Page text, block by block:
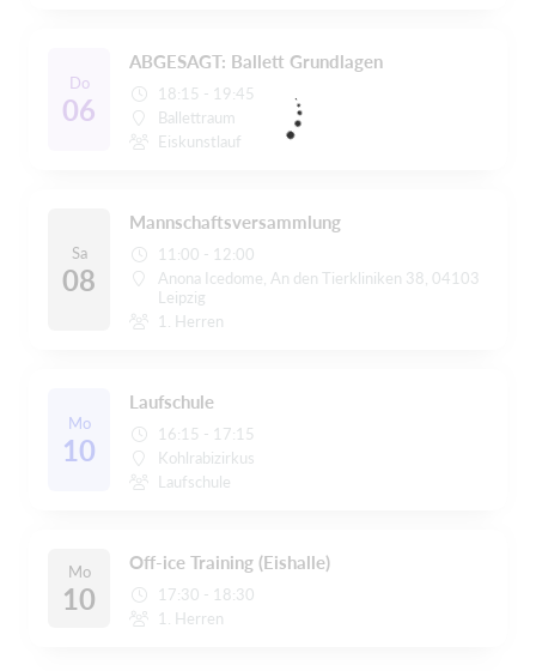
Do
06
ABGESAGT: Ballett Grundlagen
18:15 - 19:45
Ballettraum
Eiskunstlauf
Sa
08
Mannschaftsversammlung
11:00 - 12:00
Anona Icedome, An den Tierkliniken 38, 04103
Leipzig
1. Herren
Mo
10
Laufschule
16:15 - 17:15
Kohlrabizirkus
Laufschule
Mo
10
Off-ice Training (Eishalle)
17:30 - 18:30
1. Herren